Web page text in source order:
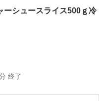
ーシュースライス500ｇ冷
終了